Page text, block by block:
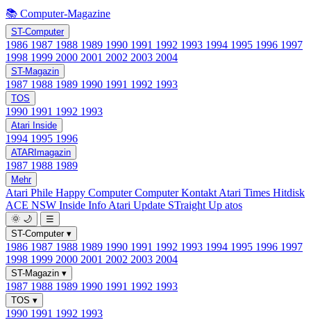
📚 Computer-Magazine
ST-Computer
1986 1987 1988 1989 1990 1991 1992 1993 1994 1995 1996 1997
1998 1999 2000 2001 2002 2003 2004
ST-Magazin
1987 1988 1989 1990 1991 1992 1993
TOS
1990 1991 1992 1993
Atari Inside
1994 1995 1996
ATARImagazin
1987 1988 1989
Mehr
Atari Phile Happy ComputerComputer Kontakt Atari Times Hitdisk
ACE NSW Inside Info Atari Update STraight Up atos
🌞 🌙
☰
ST-Computer ▾
1986 1987 1988 1989 1990 1991 1992 1993 1994 1995 1996 1997
1998 1999 2000 2001 2002 2003 2004
ST-Magazin ▾
1987 1988 1989 1990 1991 1992 1993
TOS ▾
1990 1991 1992 1993